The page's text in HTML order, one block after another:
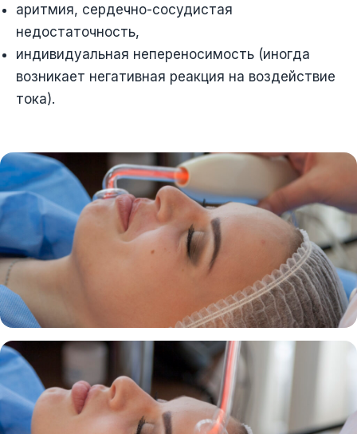
аритмия, сердечно-сосудистая
недостаточность,
индивидуальная непереносимость (иногда
возникает негативная реакция на воздействие
тока).